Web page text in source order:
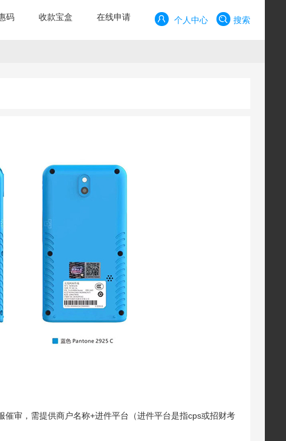
个人中心 搜索
码 收款宝盒 在线申请
审，需提供商户名称+进件平台（进件平台是指cps或招财考